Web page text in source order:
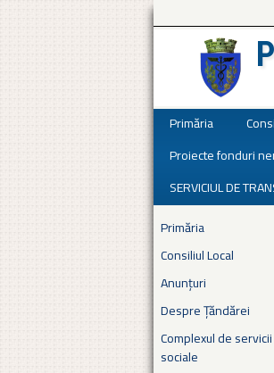
Primăria
Proiecte fonduri
SERVICIUL DE
Primăria
Consiliul Local
Anunțuri
Despre Țăndărei
Complexul de servicii
sociale